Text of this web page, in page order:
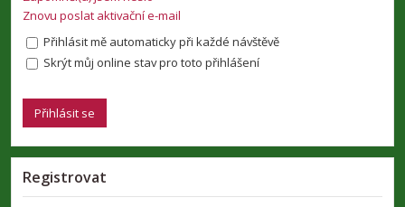
Znovu poslat aktivační e-mail
Přihlásit mě automaticky při každé návštěvě
Skrýt můj online stav pro toto přihlášení
Registrovat